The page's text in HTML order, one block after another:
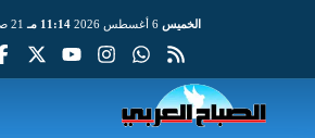
الخميس 6 أغسطس 2026 11:14 مـ 21 صفر 1448